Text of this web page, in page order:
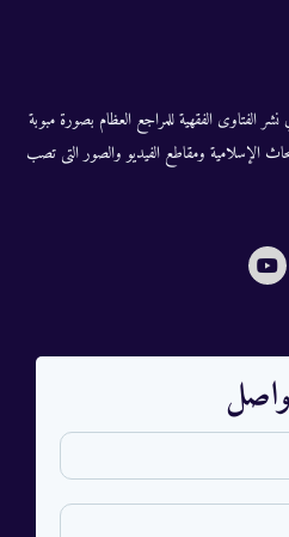
الفتاوى الفقهية للمراجع العظام بصورة مبوبة
الإسلامية ومقاطع الفيديو والصور التى تصب